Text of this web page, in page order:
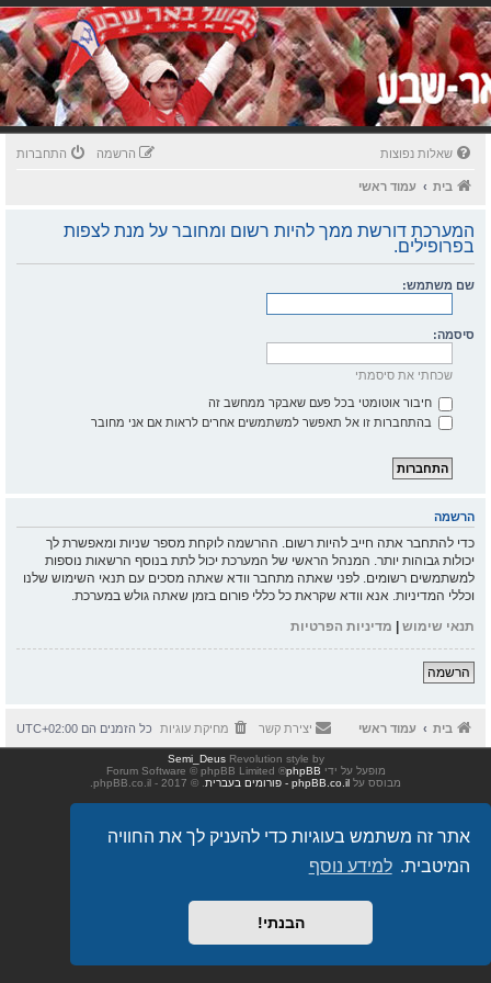
אתר זה משתמש בעוגיות כדי להעניק לך את החוויה
המיטבית. למידע נוסף
הבנתי!
שאלות נפוצות התחברות הרשמה
בית עמוד ראשי
המערכת דורשת ממך להיות רשום ומחובר על מנת לצפות
בפרופילים.
שם משתמש:
סיסמה:
שכחתי את סיסמתי
חיבור אוטומטי בכל פעם שאבקר ממחשב זה
בהתחברות זו אל תאפשר למשתמשים אחרים לראות אם אני מחובר
הרשמה
כדי להתחבר אתה חייב להיות רשום. ההרשמה לוקחת מספר שניות ומאפשרת לך
יכולות גבוהות יותר. המנהל הראשי של המערכת יכול לתת בנוסף הרשאות נוספות
למשתמשים רשומים. לפני שאתה מתחבר וודא שאתה מסכים עם תנאי השימוש שלנו
וכללי המדיניות. אנא וודא שקראת כל כללי פורום בזמן שאתה גולש במערכת.
תנאי שימוש | מדיניות הפרטיות
הרשמה
בית עמוד ראשי כל הזמנים הם UTC+02:00 מחיקת עוגיות יצירת קשר
Revolution style by
Semi_Deus
מופעל על ידי phpBB
® Forum Software © phpBB Limited
מבוסס על phpBB.co.il - פורומים בעברית . © 2017 - phpBB.co.il.